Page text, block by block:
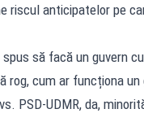
riscul anticipatelor pe
să facă un guvern
rog, cum ar funcționa un
PSD-UDMR, da,